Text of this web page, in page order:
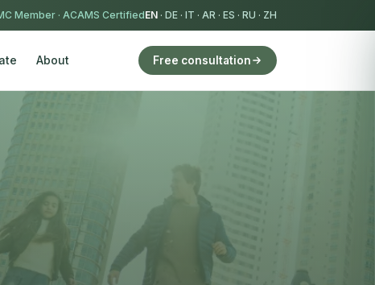
Member · ACAMS CertifiedEN · DE · IT · AR · ES · RU · ZH
About Free consultation